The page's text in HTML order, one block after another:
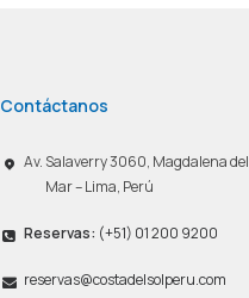
Contáctanos
Av. Salaverry 3060, Magdalena del
Mar – Lima, Perú
Reservas: (+51) 01 200 9200
reservas@costadelsolperu.com